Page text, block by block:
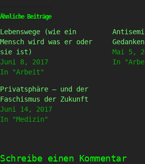
(Wird
in
Fenster
geöffnet)
(Wird
in
Fenster
geöffnet)
Ähnliche Beiträge
Lebenswege (wie ein
Mensch wird was er oder
sie ist)
Juni 8, 2017
In "Arbeit"
Mai 5,
In
Privatsphäre – und der
Faschismus der Zukunft
Juni 14, 2017
In "Medizin"
Schreibe einen Kommentar